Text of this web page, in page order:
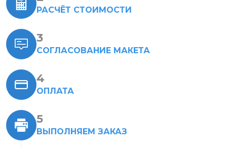
РАСЧЁТ СТОИМОСТИ
СОГЛАСОВАНИЕ МАКЕТА
ОПЛАТА
ВЫПОЛНЯЕМ ЗАКАЗ